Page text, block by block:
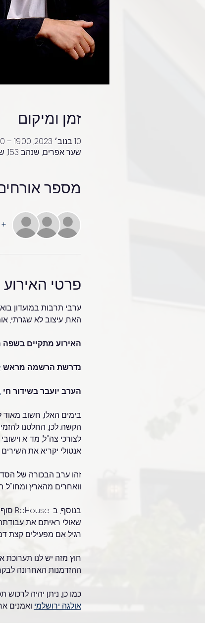
זמן ומיקום
10 בנוב׳ 2023, 19:00 – 23:00 GMT‎+2‎
שער אפרים, שנהב 153, שער אפרים, ישראל
מספר
+ 4
פרטי האירוע
ערבי תרבות במועדון
האח, עיצוב לא שגרתי,
האירוע מתקיים בשפה
נדרשת הרשמה מראש.
הערב יועבר בשידור חי
בימים האלו, חשוב
הקשה. לכן, החלטנו
לצורכי צה"ל, מד"א
אנטולי יקריא את
זהו ערב הבכורה של
וואחרים מהארץ
בנוסף, ב-BoHouse סוף סוף פתחנו חלל אמנות חדש, החדר הסודי שלנו - הממ"ד,בעיצובה של האמנית
שאולי ראיתם את
רגיל אם מפעילים קצת
חוץ מזה יש לנו תערוכת
ההזדמנות האחרונה
כמו כן, ניתן יהיה
אולגה ירושלמי ואמנים